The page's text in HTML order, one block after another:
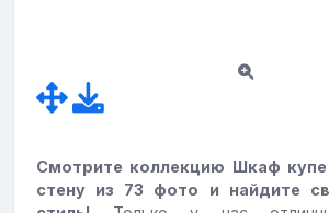
Смотрите коллекцию Шкаф
стену из 73 фото и найдите